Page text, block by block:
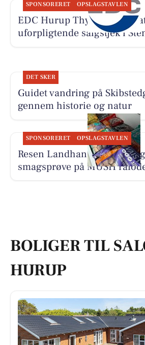
SPONSORERET OPSLAGSTAVLEN
EDC Hurup Thy tilbyder
uforpligtende salgstjek i
DET SKER
Guidet vandring på
gennem historie og natur
SPONSORERET OPSLAGSTAVLEN
Resen Landhandel tilbyder
smagsprøve på MUSH
BOLIGER TIL
HURUP